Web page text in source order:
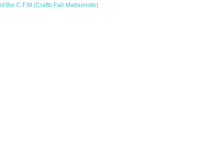
the C.F.M.(Crafts Fair Matsumoto)